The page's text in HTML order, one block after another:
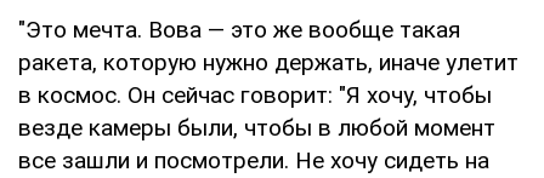
"Это мечта. Вова — это же вообще такая
ракета, которую нужно держать, иначе улетит
в космос. Он сейчас говорит: "Я хочу, чтобы
везде камеры были, чтобы в любой момент
все зашли и посмотрели. Не хочу сидеть на